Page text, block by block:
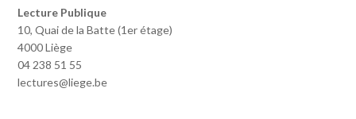
Lecture Publique
10, Quai de la Batte (1er étage)
4000 Liège
04 238 51 55
lectures@liege.be